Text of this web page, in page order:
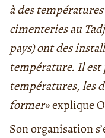
à des
cimenteries au
pays) ont des
température. Il est
températures, les
former»explique
Son organisation